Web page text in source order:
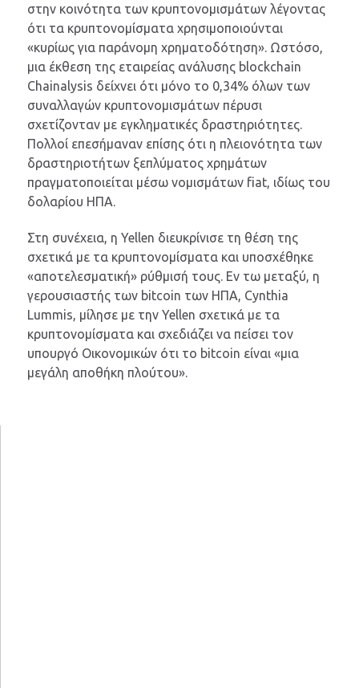
στην κοινότητα των κρυπτονομισμάτων λέγοντας
ότι τα κρυπτονομίσματα χρησιμοποιούνται
«κυρίως για παράνομη χρηματοδότηση». Ωστόσο,
μια έκθεση της εταιρείας ανάλυσης blockchain
Chainalysis δείχνει ότι μόνο το 0,34% όλων των
συναλλαγών κρυπτονομισμάτων πέρυσι
σχετίζονταν με εγκληματικές δραστηριότητες.
Πολλοί επεσήμαναν επίσης ότι η πλειονότητα των
δραστηριοτήτων ξεπλύματος χρημάτων
πραγματοποιείται μέσω νομισμάτων fiat, ιδίως του
δολαρίου ΗΠΑ.
Στη συνέχεια, η Yellen διευκρίνισε τη θέση της
σχετικά με τα κρυπτονομίσματα και υποσχέθηκε
«αποτελεσματική» ρύθμισή τους. Εν τω μεταξύ, η
γερουσιαστής των bitcoin των ΗΠΑ, Cynthia
Lummis, μίλησε με την Yellen σχετικά με τα
κρυπτονομίσματα και σχεδιάζει να πείσει τον
υπουργό Οικονομικών ότι το bitcoin είναι «μια
μεγάλη αποθήκη πλούτου».